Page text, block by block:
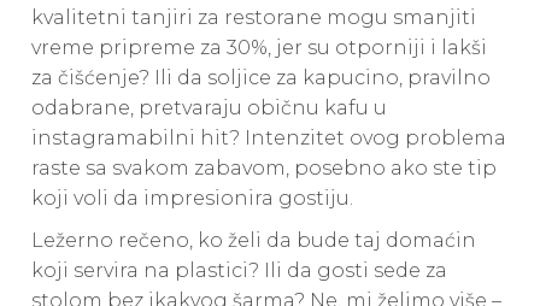
kvalitetni tanjiri za restorane mogu smanjiti
vreme pripreme za 30%, jer su otporniji i lakši
za čišćenje? Ili da soljice za kapucino, pravilno
odabrane, pretvaraju običnu kafu u
instagramabilni hit? Intenzitet ovog problema
raste sa svakom zabavom, posebno ako ste tip
koji voli da impresionira gostiju.
Ležerno rečeno, ko želi da bude taj domaćin
koji servira na plastici? Ili da gosti sede za
stolom bez ikakvog šarma? Ne, mi želimo više –